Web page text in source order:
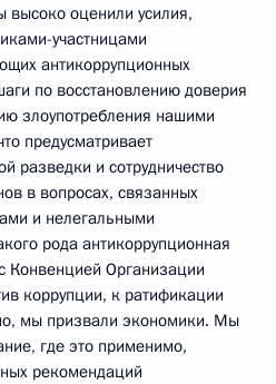
высоко оценили усилия,
участницами
антикоррупционных
по восстановлению доверия
злоупотребления нашими
предусматривает
разведки и сотрудничество
в вопросах, связанных
и нелегальными
рода антикоррупционная
Конвенцией Организации
коррупции, к ратификации
мы призвали экономики. Мы
где это применимо,
рекомендаций